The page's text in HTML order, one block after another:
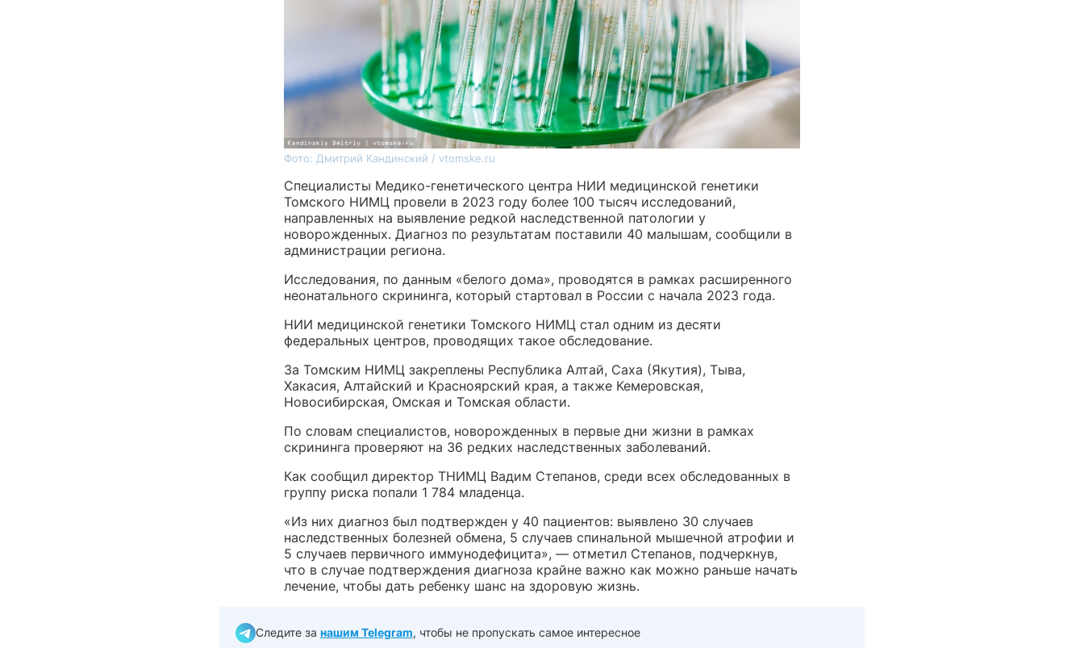
Фото: Дмитрий Кандинский / vtomske.ru
Специалисты Медико-генетического центра НИИ медицинской генетики
Томского НИМЦ провели в 2023 году более 100 тысяч исследований,
направленных на выявление редкой наследственной патологии у
новорожденных. Диагноз по результатам поставили 40 малышам, сообщили в
администрации региона.
Исследования, по данным «белого дома», проводятся в рамках расширенного
неонатального скрининга, который стартовал в России с начала 2023 года.
НИИ медицинской генетики Томского НИМЦ стал одним из десяти
федеральных центров, проводящих такое обследование.
За Томским НИМЦ закреплены Республика Алтай, Саха (Якутия), Тыва,
Хакасия, Алтайский и Красноярский края, а также Кемеровская,
Новосибирская, Омская и Томская области.
По словам специалистов, новорожденных в первые дни жизни в рамках
скрининга проверяют на 36 редких наследственных заболеваний.
Как сообщил директор ТНИМЦ Вадим Степанов, среди всех обследованных в
группу риска попали 1 784 младенца.
«Из них диагноз был подтвержден у 40 пациентов: выявлено 30 случаев
наследственных болезней обмена, 5 случаев спинальной мышечной атрофии и
5 случаев первичного иммунодефицита», — отметил Степанов, подчеркнув,
что в случае подтверждения диагноза крайне важно как можно раньше начать
лечение, чтобы дать ребенку шанс на здоровую жизнь.
Следите за нашим Telegram, чтобы не пропускать самое интересное